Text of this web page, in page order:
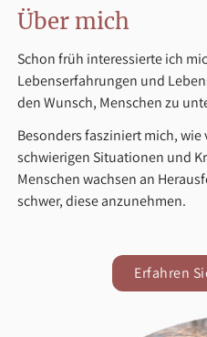
Über mich
Schon früh interessierte ich
Lebenserfahrungen und
den Wunsch, Menschen zu
Besonders fasziniert mich,
schwierigen Situationen und
Menschen wachsen an
schwer, diese anzunehmen.
Erfahren